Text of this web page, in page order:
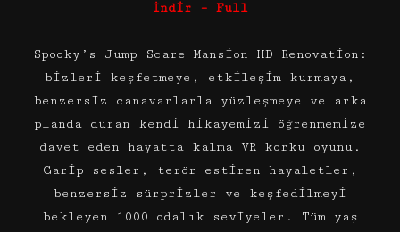
İndir – Full
Spooky’s Jump Scare Mansion HD Renovation:
bizleri keşfetmeye, etkileşim kurmaya,
benzersiz canavarlarla yüzleşmeye ve arka
planda duran kendi hikayemizi öğrenmemize
davet eden hayatta kalma VR korku oyunu.
Garip sesler, terör estiren hayaletler,
benzersiz sürprizler ve keşfedilmeyi
bekleyen 1000 odalık seviyeler. Tüm yaş